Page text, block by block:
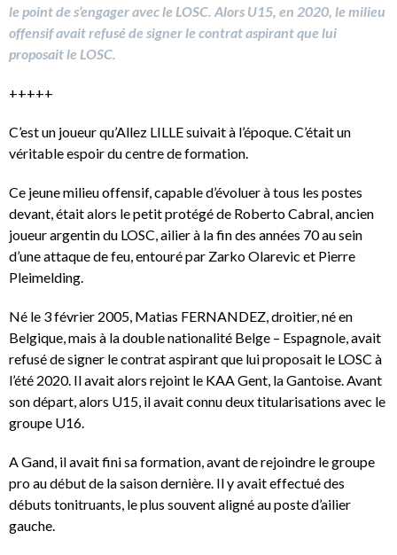
le point de s’engager avec le LOSC. Alors U15, en 2020, le milieu
offensif avait refusé de signer le contrat aspirant que lui
proposait le LOSC.
+++++
C’est un joueur qu’Allez LILLE suivait à l’époque. C’était un
véritable espoir du centre de formation.
Ce jeune milieu offensif, capable d’évoluer à tous les postes
devant, était alors le petit protégé de Roberto Cabral, ancien
joueur argentin du LOSC, ailier à la fin des années 70 au sein
d’une attaque de feu, entouré par Zarko Olarevic et Pierre
Pleimelding.
Né le 3 février 2005, Matias FERNANDEZ, droitier, né en
Belgique, mais à la double nationalité Belge – Espagnole, avait
refusé de signer le contrat aspirant que lui proposait le LOSC à
l’été 2020. Il avait alors rejoint le KAA Gent, la Gantoise. Avant
son départ, alors U15, il avait connu deux titularisations avec le
groupe U16.
A Gand, il avait fini sa formation, avant de rejoindre le groupe
pro au début de la saison dernière. Il y avait effectué des
débuts tonitruants, le plus souvent aligné au poste d’ailier
gauche.